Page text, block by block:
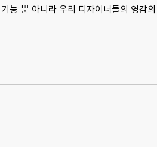
능 뿐 아니라 우리 디자이너들의 영감